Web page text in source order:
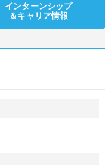
インターンシップ
＆キャリア情報